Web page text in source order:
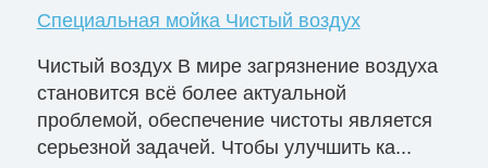
Специальная мойка Чистый воздух
Чистый воздух В мире загрязнение воздуха
становится всё более актуальной
проблемой, обеспечение чистоты является
серьезной задачей. Чтобы улучшить ка...